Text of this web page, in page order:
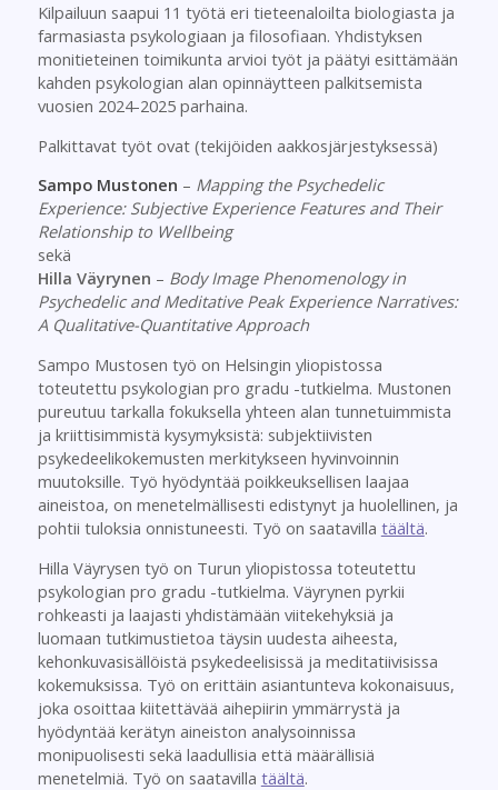
Kilpailuun saapui 11 työtä eri tieteenaloilta biologiasta ja
farmasiasta psykologiaan ja filosofiaan. Yhdistyksen
monitieteinen toimikunta arvioi työt ja päätyi esittämään
kahden psykologian alan opinnäytteen palkitsemista
vuosien 2024-2025 parhaina.
Palkittavat työt ovat (tekijöiden aakkosjärjestyksessä)
Sampo Mustonen – Mapping the Psychedelic
Experience: Subjective Experience Features and Their
Relationship to Wellbeing
sekä
Hilla Väyrynen – Body Image Phenomenology in
Psychedelic and Meditative Peak Experience Narratives:
A Qualitative-Quantitative Approach
Sampo Mustosen työ on Helsingin yliopistossa
toteutettu psykologian pro gradu -tutkielma. Mustonen
pureutuu tarkalla fokuksella yhteen alan tunnetuimmista
ja kriittisimmistä kysymyksistä: subjektiivisten
psykedeelikokemusten merkitykseen hyvinvoinnin
muutoksille. Työ hyödyntää poikkeuksellisen laajaa
aineistoa, on menetelmällisesti edistynyt ja huolellinen, ja
pohtii tuloksia onnistuneesti. Työ on saatavilla täältä.
Hilla Väyrysen työ on Turun yliopistossa toteutettu
psykologian pro gradu -tutkielma. Väyrynen pyrkii
rohkeasti ja laajasti yhdistämään viitekehyksiä ja
luomaan tutkimustietoa täysin uudesta aiheesta,
kehonkuvasisällöistä psykedeelisissä ja meditatiivisissa
kokemuksissa. Työ on erittäin asiantunteva kokonaisuus,
joka osoittaa kiitettävää aihepiirin ymmärrystä ja
hyödyntää kerätyn aineiston analysoinnissa
monipuolisesti sekä laadullisia että määrällisiä
menetelmiä. Työ on saatavilla täältä.